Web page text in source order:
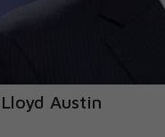
Lloyd Austin